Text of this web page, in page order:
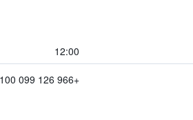
12:00
+966 126 099 100